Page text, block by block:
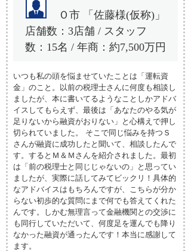
Ｏ市 「佐藤様(仮称)」
店舗数：3店舗 / スタッフ
数：15名 / 年商：約7,500万円
いつも私の頭を悩ませていたことは「運転資
金」のこと。以前の税理士さんに何度も相談し
ましたが、本に書いてるようなことしかアドバ
イスしてもらえず、最後は「あなたのやる気が
足りないから融資がおりない」と心構えで押し
切られていました。 そこで同じ悩みを持つＳ
さんが融資に成功したと聞いて、相談したんで
す。するとＭ＆Ｍさんを紹介されました。最初
は「前の税理士と同じじゃないの」と思ってい
ましたが、実際に話してみてビックリ！具体的
なアドバイスはもちろんですが、こちらが分か
らない初歩的な質問にまで何でも答えてくれた
んです。しかむ無理言って金融機関との交渉に
も同行していただいて、何度足を運んでも降り
なかった融資が通ったんです！本当に感謝して
ます。